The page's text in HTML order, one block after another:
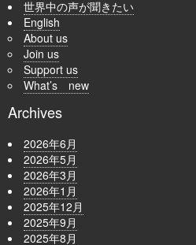
世界中の声が聞きたい
English
About us
Join us
Support us
What’s new
Archives
2026年6月
2026年5月
2026年3月
2026年1月
2025年12月
2025年9月
2025年8月